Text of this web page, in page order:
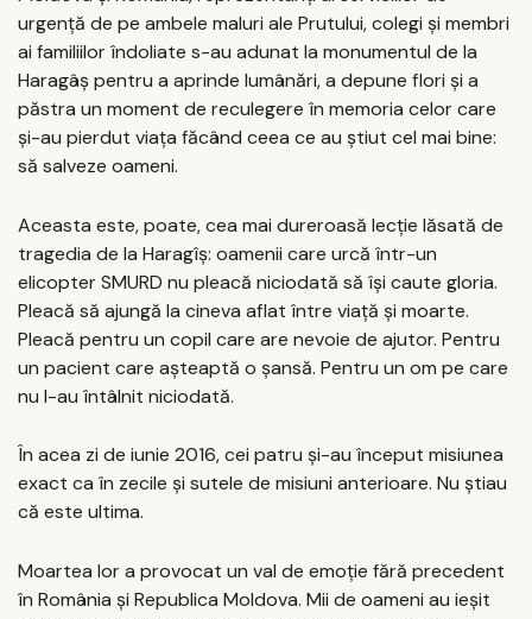
urgenţă de pe ambele maluri ale Prutului, colegi şi membri
ai familiilor îndoliate s-au adunat la monumentul de la
Haragâş pentru a aprinde lumânări, a depune flori şi a
păstra un moment de reculegere în memoria celor care
şi-au pierdut viaţa făcând ceea ce au ştiut cel mai bine:
să salveze oameni.
Aceasta este, poate, cea mai dureroasă lecţie lăsată de
tragedia de la Haragîş: oamenii care urcă într-un
elicopter SMURD nu pleacă niciodată să îşi caute gloria.
Pleacă să ajungă la cineva aflat între viaţă şi moarte.
Pleacă pentru un copil care are nevoie de ajutor. Pentru
un pacient care aşteaptă o şansă. Pentru un om pe care
nu l-au întâlnit niciodată.
În acea zi de iunie 2016, cei patru şi-au început misiunea
exact ca în zecile şi sutele de misiuni anterioare. Nu ştiau
că este ultima.
Moartea lor a provocat un val de emoţie fără precedent
în România şi Republica Moldova. Mii de oameni au ieşit